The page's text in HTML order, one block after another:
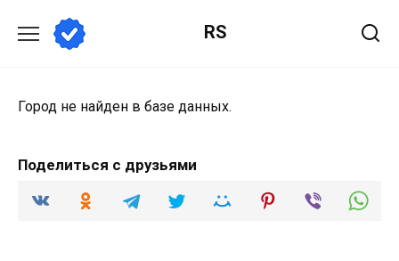
содержанию
RS
Город не найден в базе данных.
Поделиться с друзьями